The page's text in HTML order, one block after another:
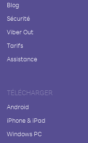
Blog
Sécurité
Viber Out
Tarifs
Assistance
TÉLÉCHARGER
Android
iPhone & iPad
Windows PC